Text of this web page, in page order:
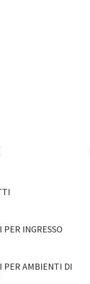
INGRESSO
PER AMBIENTI DI